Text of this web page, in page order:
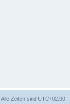
Alle Zeiten sind UTC+02:00